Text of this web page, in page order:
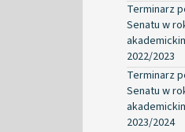
Terminarz
Senatu w
2022/2023
Terminarz
Senatu w
2023/2024